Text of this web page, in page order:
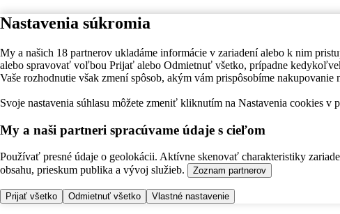
Nastavenia súkromia
My a našich 18 partnerov ukladáme informácie v zariadení alebo k nim
alebo spravovať voľbou Prijať alebo Odmietnuť všetko, prípadne
Vaše rozhodnutie však zmení spôsob, akým vám prispôsobíme nakupovanie
Svoje nastavenia súhlasu môžete zmeniť kliknutím na Nastavenia cookies v
My a naši partneri spracúvame údaje s cieľom
Používať presné údaje o geolokácii. Aktívne skenovať charakteristiky
obsahu, prieskum publika a vývoj služieb.
Zoznam partnerov
Prijať všetko Odmietnuť všetko Vlastné nastavenie